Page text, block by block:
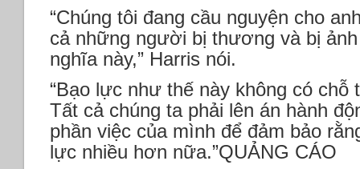
“Chúng tôi đang cầu nguyện cho
cả những người bị thương và bị
nghĩa này,” Harris nói.
“Bạo lực như thế này không có
Tất cả chúng ta phải lên án hành
phần việc của mình để đảm bảo
lực nhiều hơn nữa.”QUẢNG CÁO